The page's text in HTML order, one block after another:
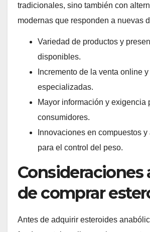
tradicionales, sino también con
modernas que responden a nuevas
Variedad de productos y
disponibles.
Incremento de la venta online
especializadas.
Mayor información y exigencia
consumidores.
Innovaciones en compuestos
para el control del peso.
Consideraciones
de comprar
Antes de adquirir esteroides